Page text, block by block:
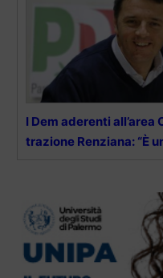
I Dem aderenti all’area
trazione Renziana: “È